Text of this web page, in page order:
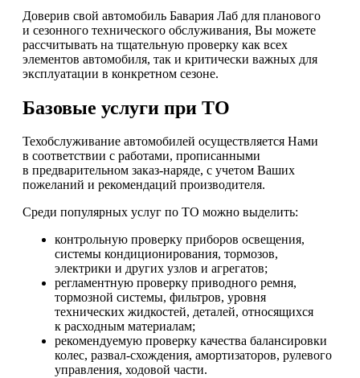
Доверив свой автомобиль Бавария Лаб для планового
и сезонного технического обслуживания, Вы можете
рассчитывать на тщательную проверку как всех
элементов автомобиля, так и критически важных для
эксплуатации в конкретном сезоне.
Базовые услуги при ТО
Техобслуживание автомобилей осуществляется Нами
в соответствии с работами, прописанными
в предварительном заказ-наряде, с учетом Ваших
пожеланий и рекомендаций производителя.
Среди популярных услуг по ТО можно выделить:
контрольную проверку приборов освещения,
системы кондиционирования, тормозов,
электрики и других узлов и агрегатов;
регламентную проверку приводного ремня,
тормозной системы, фильтров, уровня
технических жидкостей, деталей, относящихся
к расходным материалам;
рекомендуемую проверку качества балансировки
колес, развал-схождения, амортизаторов, рулевого
управления, ходовой части.